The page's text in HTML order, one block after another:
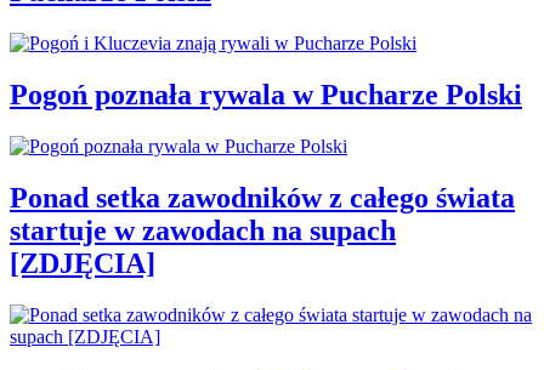
Pogoń poznała rywala w Pucharze Polski
Ponad setka zawodników z całego świata
startuje w zawodach na supach
[ZDJĘCIA]